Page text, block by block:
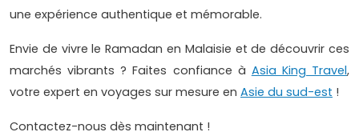
une expérience authentique et mémorable.
Envie de vivre le Ramadan en Malaisie et de découvrir ces
marchés vibrants ? Faites confiance à Asia King Travel,
votre expert en voyages sur mesure en Asie du sud-est !
Contactez-nous dès maintenant !